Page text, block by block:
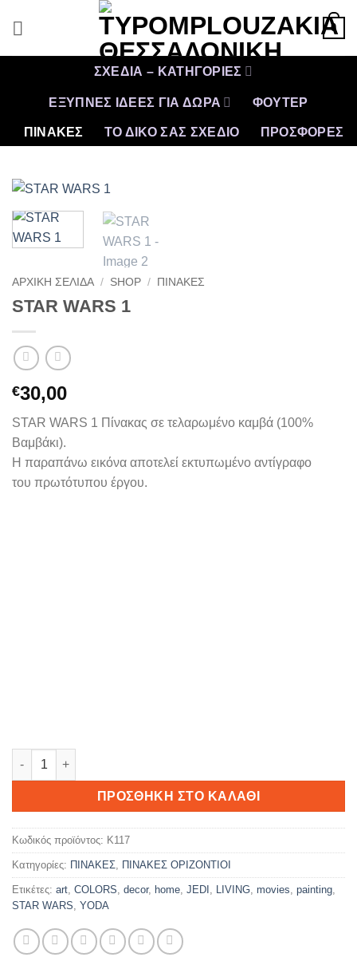
0
ΣΧΕΔΙΑ – ΚΑΤΗΓΟΡΙΕΣ
ΕΞΥΠΝΕΣ ΙΔΕΕΣ ΓΙΑ ΔΩΡΑ ΦΟΥΤΕΡ
ΠΙΝΑΚΕΣ ΤΟ ΔΙΚΟ ΣΑΣ ΣΧΕΔΙΟ ΠΡΟΣΦΟΡΈΣ
ΑΡΧΙΚΉ ΣΕΛΊΔΑ / SHOP / ΠΙΝΑΚΕΣ
STAR WARS 1
€30,00
STAR WARS 1 Πίνακας σε τελαρωμένο καμβά (100%
Βαμβάκι).
Η παραπάνω εικόνα αποτελεί εκτυπωμένο αντίγραφο
του πρωτότυπου έργου.
STAR WARS 1 ποσότητα
ΠΡΟΣΘΉΚΗ ΣΤΟ ΚΑΛΆΘΙ
Κωδικός προϊόντος: K117
Κατηγορίες: ΠΙΝΑΚΕΣ, ΠΙΝΑΚΕΣ ΟΡΙΖΟΝΤΙΟΙ
Ετικέτες: art, COLORS, decor, home, JEDI , LIVING, movies, painting,
STAR WARS, YODA